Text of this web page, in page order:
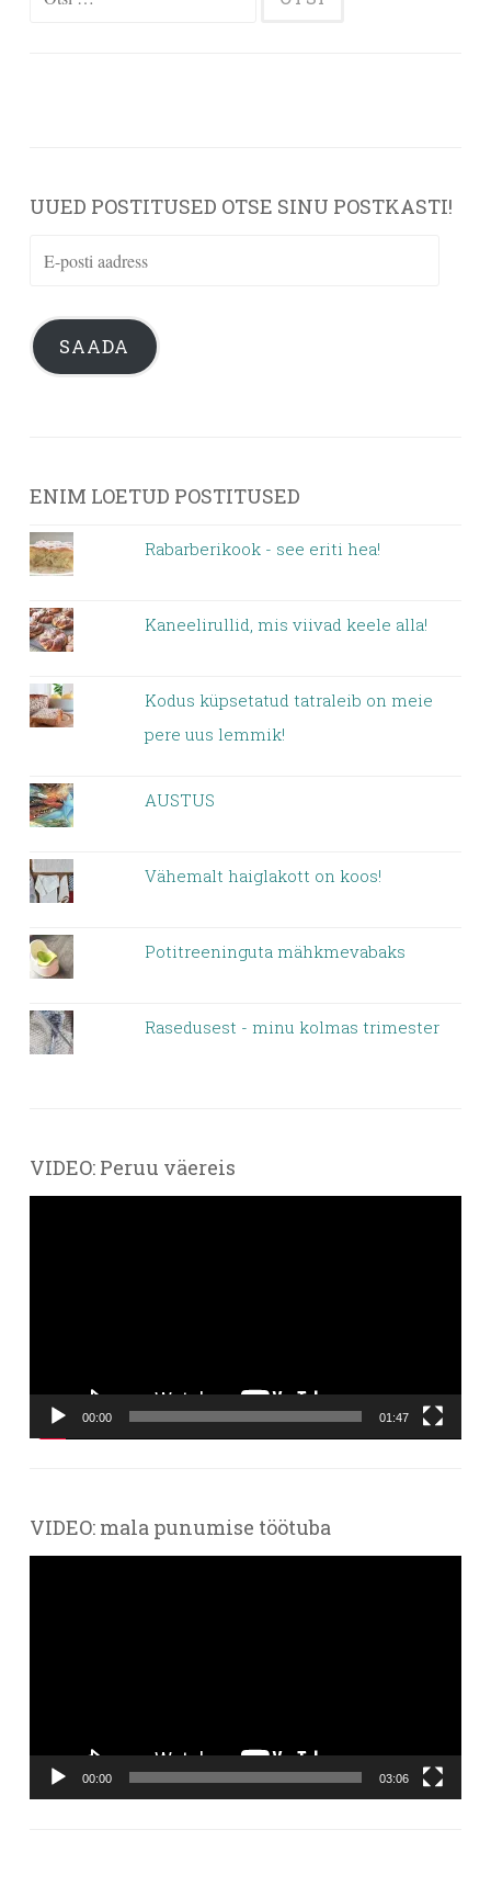
UUED POSTITUSED OTSE SINU POSTKASTI!
E-
aadress
SAADA
ENIM LOETUD POSTITUSED
Rabarberikook - see eriti hea!
Kaneelirullid, mis viivad keele alla!
Kodus küpsetatud tatraleib on meie
pere uus lemmik!
AUSTUS
Vähemalt haiglakott on koos!
Potitreeninguta mähkmevabaks
Rasedusest - minu kolmas trimester
VIDEO: Peruu väereis
00:00 01:47
VIDEO: mala punumise töötuba
00:00 03:06